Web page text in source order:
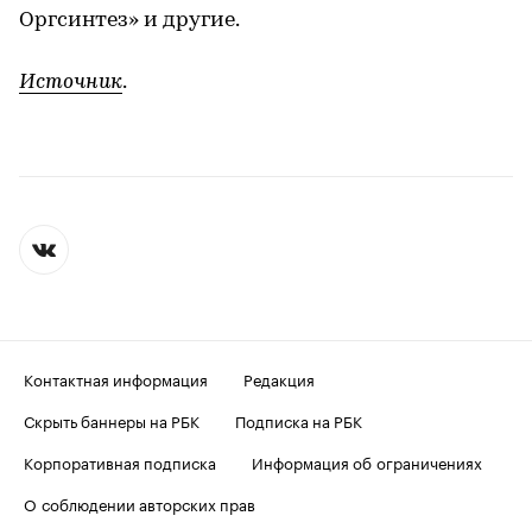
Оргсинтез» и другие.
Источник.
Контактная информация
Редакция
Скрыть баннеры на РБК
Подписка на РБК
Корпоративная подписка
Информация об ограничениях
О соблюдении авторских прав